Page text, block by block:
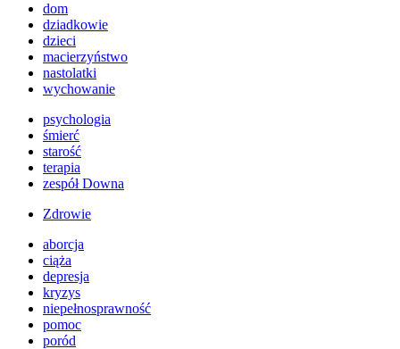
dom
dziadkowie
dzieci
macierzyństwo
nastolatki
wychowanie
psychologia
śmierć
starość
terapia
zespół Downa
Zdrowie
aborcja
ciąża
depresja
kryzys
niepełnosprawność
pomoc
poród